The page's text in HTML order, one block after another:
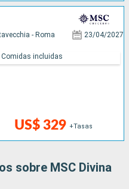
- Roma 23/04/2027
US$ 329 +Tasas
Comidas incluidas
sobre MSC Divina